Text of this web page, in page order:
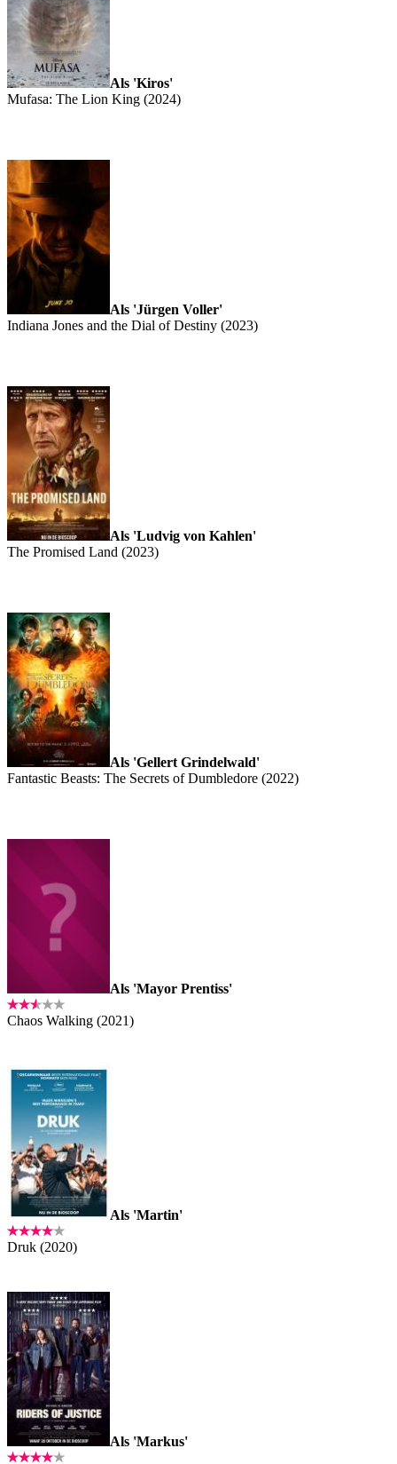
Als 'Kiros'
Mufasa: The Lion King (2024)
Als 'Jürgen Voller'
Indiana Jones and the Dial of Destiny (2023)
Als 'Ludvig von Kahlen'
The Promised Land (2023)
Als 'Gellert Grindelwald'
Fantastic Beasts: The Secrets of Dumbledore (2022)
Als 'Mayor Prentiss'
Chaos Walking (2021)
Als 'Martin'
Druk (2020)
Als 'Markus'